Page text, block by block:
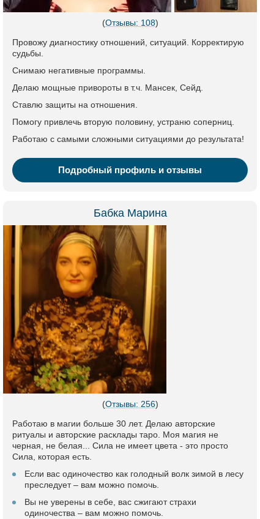
(Отзывы: 108)
Провожу диагностику отношений, ситуаций. Корректирую
судьбы.
Снимаю негативные программы.
Делаю мощные привороты в т.ч. Мансек, Сейд.
Ставлю защиты на отношения.
Помогу привлечь вторую половину, устраню соперниц.
Работаю с самыми сложными ситуациями до результата!
Подробный профиль и отзывы
Бабка Марина
(Отзывы: 256)
Работаю в магии больше 30 лет. Делаю авторские
ритуалы и авторские расклады таро. Моя магия не
черная, не белая... Сила не имеет цвета - это просто
Сила, которая есть.
Если вас одиночество как голодный волк зимой в лесу
преследует – вам можно помочь.
Вы не уверены в себе, вас сжигают страхи
одиночества – вам можно помочь.